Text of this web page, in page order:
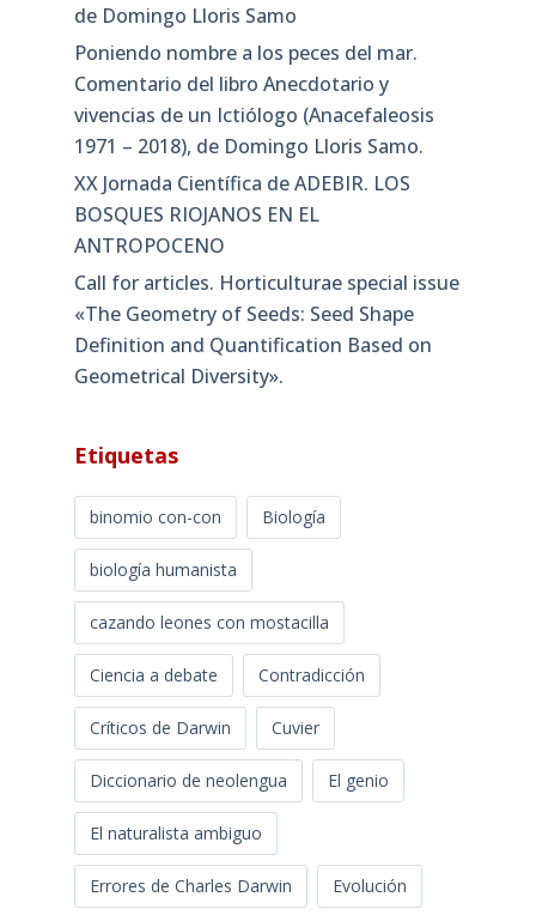
de Domingo Lloris Samo
Poniendo nombre a los peces del mar.
Comentario del libro Anecdotario y
vivencias de un Ictiólogo (Anacefaleosis
1971 – 2018), de Domingo Lloris Samo.
XX Jornada Científica de ADEBIR. LOS
BOSQUES RIOJANOS EN EL
ANTROPOCENO
Call for articles. Horticulturae special issue
«The Geometry of Seeds: Seed Shape
Definition and Quantification Based on
Geometrical Diversity»​.
Etiquetas
binomio con-con Biología
biología humanista
cazando leones con mostacilla
Ciencia a debate Contradicción
Críticos de Darwin Cuvier
Diccionario de neolengua El genio
El naturalista ambiguo
Errores de Charles Darwin Evolución